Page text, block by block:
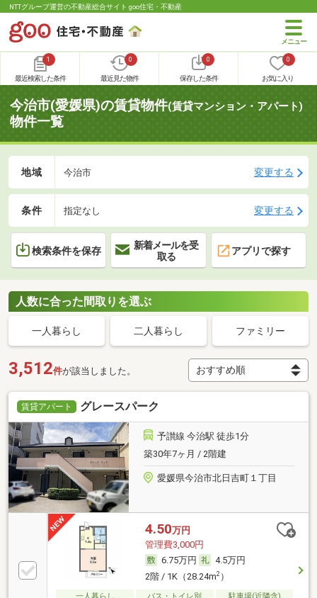
NTTグループ運営の不動産総合サイト goo住宅・不動産
1
最近検索した条件
0
最近見た物件
0
保存した条件
0
お気に入り
今治市(愛媛県)の賃貸物件(賃貸マンション・アパート)
物件一覧
地域 今治市 変更する
条件 指定なし 変更する
検索条件を保存
新着メールを受
取る
アプリで探す
人数に合った間取りを選ぶ
一人暮らし 二人暮らし ファミリー
3,512件が該当しました。
賃貸アパート グレースパーク
予讃線 今治駅 徒歩1分
築30年7ヶ月 / 2階建
愛媛県今治市北日吉町１丁目
4.50万円
管理費3,000円
6.75万円
4.5万円
2階 / 1K（28.24m2）